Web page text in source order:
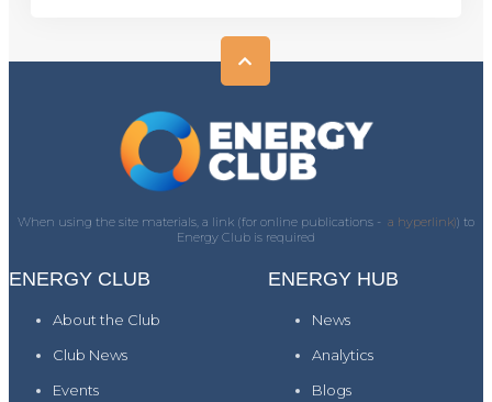
When using the site materials, a link (for online publications - a hyperlink)) to
Energy Club is required
ENERGY CLUB
About the Club
Club News
Events
ENERGY HUB
News
Analytics
Blogs